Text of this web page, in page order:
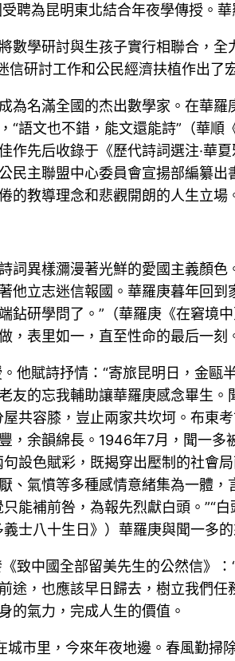
聘為昆明東北結合年夜學傳授。
數學研討與生孩子實行相聯合，
研討工作和公民經濟扶植作出了
為名滿全國的杰出數學家。在華
語文也不錯，能文還能詩”（華
作先后收錄于《歷代詩詞選注·華
民主聯盟中心委員會宣揚部編纂
的教導理念和悲觀開朗的人生立場
詞異樣瀰漫著光鮮的愛國主義顏
立志迷信報國。華羅庚暮年回
鉆研學問了。”（華羅庚《在窘境
，表里如一，直至性命的最后一刻
他賦詩抒情：“寄旅昆明日，金
友的忘我輔助讓華羅庚感念畢生
共容膝，豈止兩家共坎坷。布東
，余韻綿長。1946年7月，聞一
設色賦彩，既揭穿出壓制的社會
、氣憤等多種感情意緒集為一體
能補前咎，為報先烈獻白頭。”“
八十生日》）華羅庚與聞一多
致中國全部留美先生的公然信》
途，也應該早日歸去，樹立我們
的氣力，完成人生的價值。
市里，今來年夜地邊。春風勤